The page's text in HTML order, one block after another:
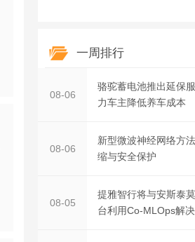
一周排行
08-06
骆驼蓄电池推出延保
力车主降低养车成本
08-06
新型微波神经网络方
缩与安全保护
08-05
提雅智行将与安斯泰
台利用Co-MLOps解